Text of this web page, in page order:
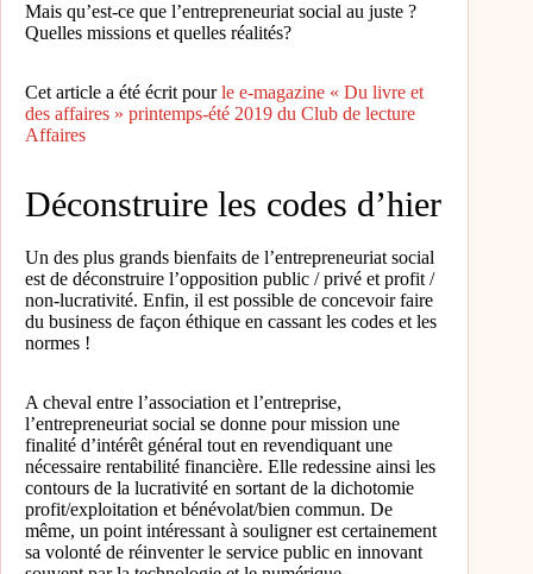
Mais qu’est-ce que l’entrepreneuriat social au juste ?
Quelles missions et quelles réalités?
Cet article a été écrit pourle e-magazine « Du livre et
des affaires » printemps-été 2019 du Club de lecture
Affaires
Déconstruire les codes d’hier
Un des plus grands bienfaits de l’entrepreneuriat social
est de déconstruire l’opposition public / privé et profit /
non-lucrativité. Enfin, il est possible de concevoir faire
du business de façon éthique en cassant les codes et les
normes !
A cheval entre l’association et l’entreprise,
l’entrepreneuriat social se donne pour mission une
finalité d’intérêt général tout en revendiquant une
nécessaire rentabilité financière. Elle redessine ainsi les
contours de la lucrativité en sortant de la dichotomie
profit/exploitation et bénévolat/bien commun. De
même, un point intéressant à souligner est certainement
sa volonté de réinventer le service public en innovant